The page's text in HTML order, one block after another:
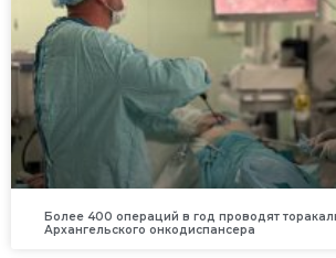
Более 400 операций в год проводят
Архангельского онкодиспансера